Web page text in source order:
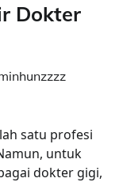
Dokter
satu profesi
untuk
dokter gigi,